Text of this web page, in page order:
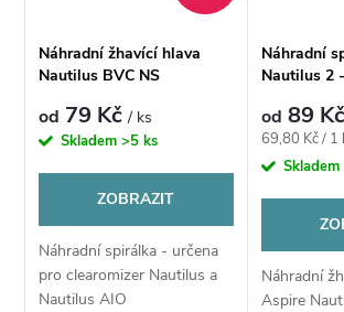
Náhradní žhavící hlava
Nautilus BVC NS
od 79 Kč/ ks
Skladem>5 ks
ZOBRAZIT
Náhradní spirálka - určena
pro clearomizer Nautilus a
Nautilus AIO
Náhradní
Nautilus 2
od 89
Měrná
cena:
69,80 Kč / 1
Skladem
Náhradní
Aspire